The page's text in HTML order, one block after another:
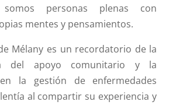
somos personas plenas con
mentes y pensamientos.
Mélany es un recordatorio de la
del apoyo comunitario y la
la gestión de enfermedades
al compartir su experiencia y